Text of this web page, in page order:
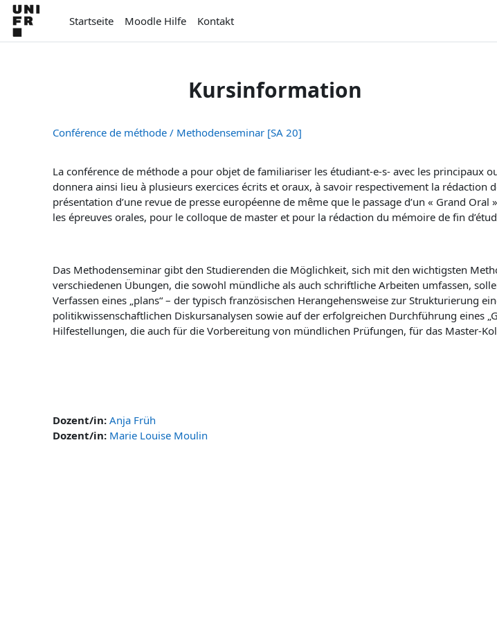
Zum Hauptinhalt
Startseite
Moodle Hilfe Kontakt
Kursinformation
Conférence de méthode / Methodenseminar [SA 20]
La conférence de méthode a pour objet de familiariser les étudiant-e-s- avec les principaux
donnera ainsi lieu à plusieurs exercices écrits et oraux, à savoir respectivement la rédaction
présentation d’une revue de presse européenne de même que le passage d’un « Grand
les épreuves orales, pour le colloque de master et pour la rédaction du mémoire de fin
Das Methodenseminar gibt den Studierenden die Möglichkeit, sich mit den wichtigsten
verschiedenen Übungen, die sowohl mündliche als auch schriftliche Arbeiten umfassen,
Verfassen eines „plans“ – der typisch französischen Herangehensweise zur Strukturierung
politikwissenschaftlichen Diskursanalysen sowie auf der erfolgreichen Durchführung eines
Hilfestellungen, die auch für die Vorbereitung von mündlichen Prüfungen, für das Master-
Dozent/in: Anja Früh
Dozent/in: Marie Louise Moulin